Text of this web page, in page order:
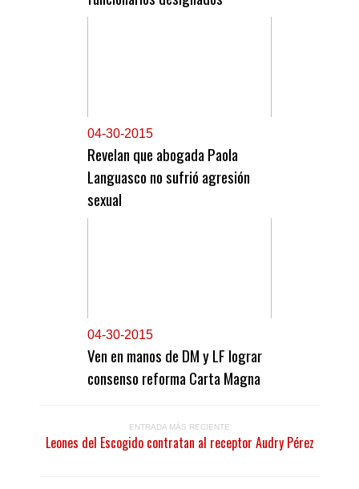
04-30-2015
Revelan que abogada Paola
Languasco no sufrió agresión
sexual
04-30-2015
Ven en manos de DM y LF lograr
consenso reforma Carta Magna
ENTRADA MÁS RECIENTE
Leones del Escogido contratan al receptor Audry Pérez